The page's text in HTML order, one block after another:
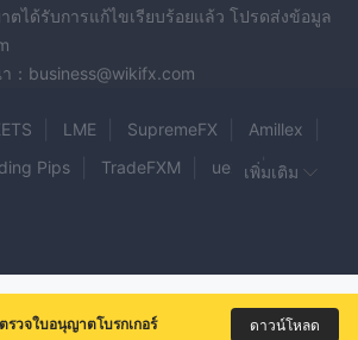
ได้รับการแก้ไขเรียบร้อยแล้ว โปรดส่งข้อมูล
business@wikifx.com
LME SupremeFX
Amillex
Pips TradeFXM
uexo
Bitnux
SAS Online
Zen Trader
เพิ่มเติม
วจใบอนุญาตโบรกเกอร์ ดาวน์โหลด